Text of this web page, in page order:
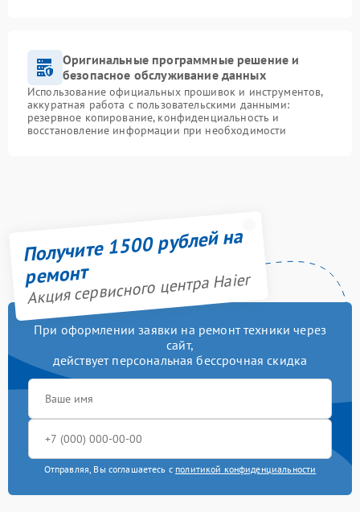
Оригинальные программные решение и
безопасное обслуживание данных
Использование официальных прошивок и инструментов,
аккуратная работа с пользовательскими данными:
резервное копирование, конфиденциальность и
восстановление информации при необходимости
Получите 1500 рублей на
ремонт
Акция сервисного центра Haier
При оформлении заявки на ремонт техники через
сайт,
действует персональная бессрочная скидка
Отправляя, Вы соглашаетесь с политикой конфиденциальности